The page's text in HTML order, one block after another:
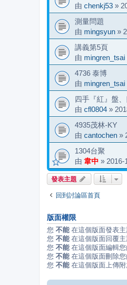
由 chenkj53 »
測量問題
由 mingsyun »
講義第5頁
由 mingren_tsai
4736 泰博
由 mingren_tsai
四手『紅』盤
由 cfl0804 »
4935茂林-KY
由 cantochen »
1304台聚
由 韋中 » 2016-
發表主題
回到討論區首頁
版面權限
您 不能在這個版面發表主
您 不能在這個版面回覆主
您 不能在這個版面編輯
您 不能在這個版面刪除
您 不能在這個版面上傳附